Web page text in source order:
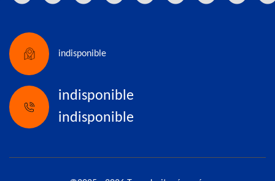
indisponible
indisponible
indisponible